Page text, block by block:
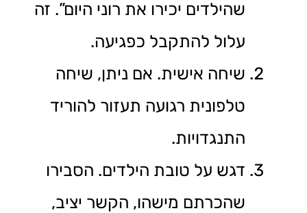
שהילדים יכירו את רוני היום”. זה
עלול להתקבל כפגיעה.
שיחה אישית. אם ניתן, שיחה
טלפונית רגועה תעזור להוריד
התנגדויות.
דגש על טובת הילדים. הסבירו
שהכרתם מישהו, הקשר יציב,